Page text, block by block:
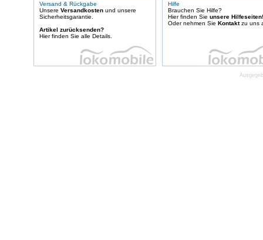
Versand & Rückgabe
Unsere Versandkosten und unsere
Sicherheitsgarantie.
Artikel zurücksenden?
Hier finden Sie alle Details.
Hilfe
Brauchen Sie Hilfe?
Hier finden Sie unsere Hilfeseiten!
Oder nehmen Sie Kontaktzu uns